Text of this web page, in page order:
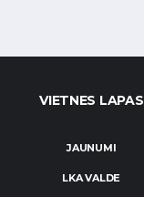
VIETNES LAPAS
JAUNUMI
LKA VALDE